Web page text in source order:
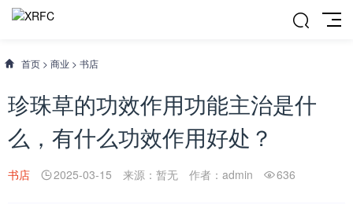
首页 > 商业 > 书店
珍珠草的功效作用功能主治是什
么，有什么功效作用好处？
书店 2025-03-15 来源：暂无 作者：admin 636